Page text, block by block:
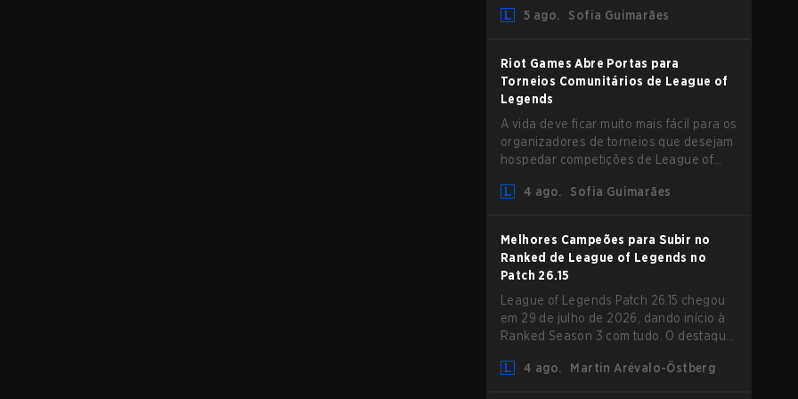
nerfs em Camille que podem impactar
5 ago. Sofia Guimarães
Riot Games Abre Portas para
Torneios Comunitários de League of
Legends
A vida deve ficar muito mais fácil para os
organizadores de torneios que desejam
hospedar competições de League of
suas Diretrizes de Competições
4 ago. Sofia Guimarães
Melhores Campeões para Subir no
Ranked de League of Legends no
Patch 26.15
League of Legends Patch 26.15 chegou
em 29 de julho de 2026, dando início à
Ranked Season 3 com tudo. O destaque
a última atualização também trouxe
4 ago. Martin Arévalo-Östberg